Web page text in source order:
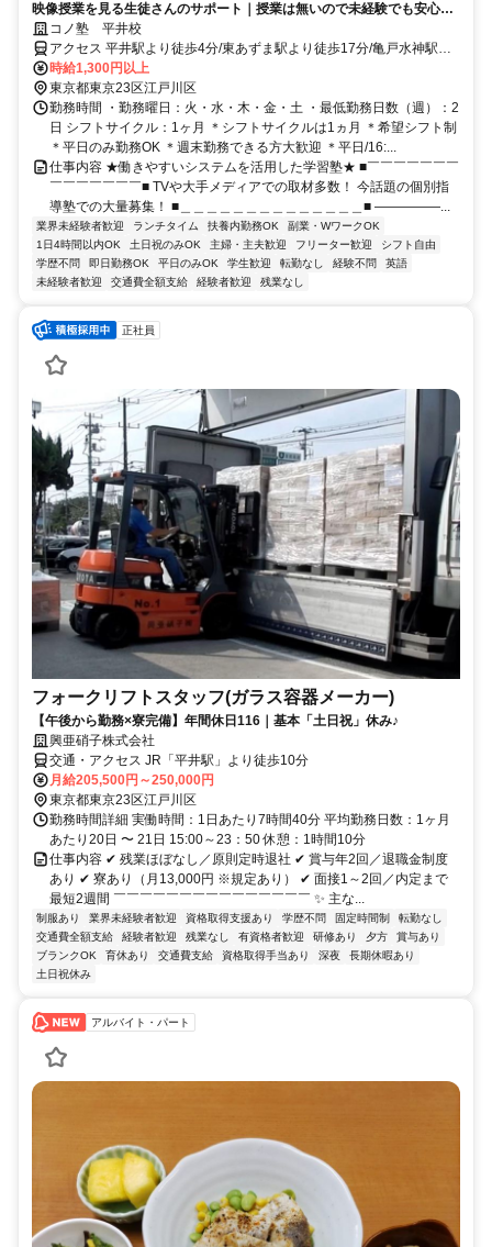
映像授業を見る生徒さんのサポート｜授業は無いので未経験でも安心｜
WEB面接/1回｜週2日～OK｜履歴書不要｜応募後はフォームに1分で回
答｜1分単位で給与支給｜WワークOK｜私服勤務｜有給休暇あり｜定時
退社
コノ塾 平井校
アクセス 平井駅より徒歩4分/東あずま駅より徒歩17分/亀戸水神駅よ
り徒歩18分
時給1,300円以上
東京都東京23区江戸川区
勤務時間 ・勤務曜日：火・水・木・金・土 ・最低勤務日数（週）：2
日 シフトサイクル：1ヶ月 ＊シフトサイクルは1ヵ月 ＊希望シフト制
＊平日のみ勤務OK ＊週末勤務できる方大歓迎 ＊平日/16:...
仕事内容 ★働きやすいシステムを活用した学習塾★ ■￣￣￣￣￣￣￣
￣￣￣￣￣￣￣■ TVや大手メディアでの取材多数！ 今話題の個別指
導塾での大量募集！ ■＿＿＿＿＿＿＿＿＿＿＿＿＿＿■ ―――――...
業界未経験者歓迎 ランチタイム 扶養内勤務OK
副業・WワークOK
1日4時間以内OK
土日祝のみOK 主婦・主夫歓迎 フリーター歓迎
シフト自由
学歴不問
即日勤務OK 平日のみOK 学生歓迎 転勤なし 経験不問
英語
未経験者歓迎
交通費全額支給 経験者歓迎 残業なし
正社員
フォークリフトスタッフ(ガラス容器メーカー)
【午後から勤務×寮完備】年間休日116｜基本「土日祝」休み♪
興亜硝子株式会社
交通・アクセス JR「平井駅」より徒歩10分
月給205,500円～250,000円
東京都東京23区江戸川区
勤務時間詳細 実働時間：1日あたり7時間40分 平均勤務日数：1ヶ月
あたり20日 〜 21日 15:00～23：50 休憩：1時間10分
仕事内容 ✔ 残業ほぼなし／原則定時退社 ✔ 賞与年2回／退職金制度
あり ✔ 寮あり（月13,000円 ※規定あり） ✔ 面接1～2回／内定まで
最短2週間 ￣￣￣￣￣￣￣￣￣￣￣￣￣￣￣ ✨ 主な...
制服あり 業界未経験者歓迎 資格取得支援あり 学歴不問 固定時間制
転勤なし
交通費全額支給
経験者歓迎 残業なし 有資格者歓迎 研修あり 夕方
賞与あり
ブランクOK
育休あり 交通費支給 資格取得手当あり 深夜
長期休暇あり
土日祝休み
アルバイト・パート